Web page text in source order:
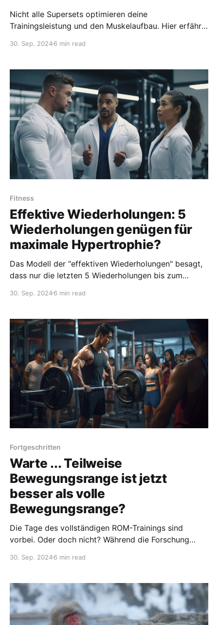
Nicht alle Supersets optimieren deine
Trainingsleistung und den Muskelaufbau. Hier erfährst
effektiv zu erreichen. Lass uns gemeinsam an deinem
30. Sep. 20246 min read
Fitness
Effektive Wiederholungen: 5
Wiederholungen genügen für
maximale Hypertrophie?
Das Modell der "effektiven Wiederholungen" besagt,
dass nur die letzten 5 Wiederholungen bis zum
richtig? Oder nur Schwachsinn?
30. Sep. 20246 min read
Fortgeschritten
Warte ... Teilweise
Bewegungsrange ist jetzt
besser als volle
Bewegungsrange?
Die Tage des vollständigen ROM-Trainings sind
vorbei. Oder doch nicht? Während die Forschung
bessere Hypertrophie erzeugen, gibt es einen Haken.
30. Sep. 20246 min read